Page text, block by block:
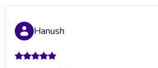
Hanush